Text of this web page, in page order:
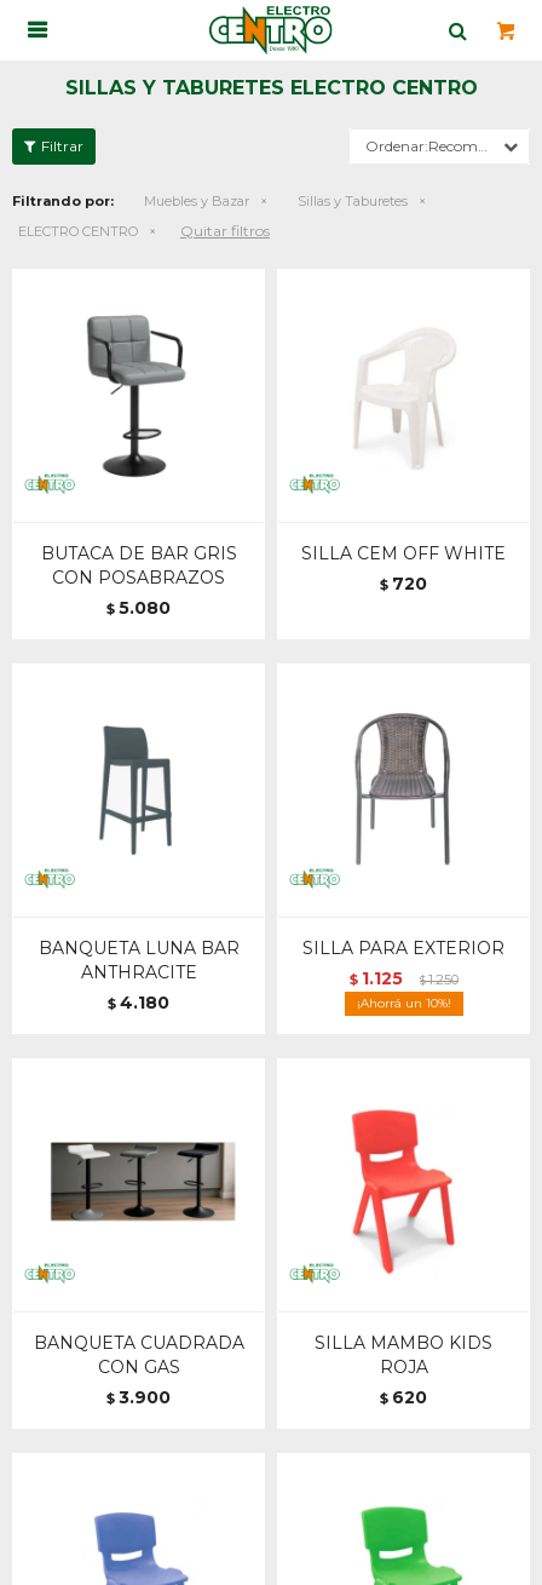

SILLAS Y TABURETES ELECTRO CENTRO
Recomendados
Filtrando por: Muebles y Bazar
Sillas y Taburetes
ELECTRO CENTRO
Quitar filtros
BUTACA DE BAR GRIS
CON POSABRAZOS
$ 5.080
SILLA CEM OFF WHITE
$ 720
BANQUETA LUNA BAR
ANTHRACITE
$ 4.180
SILLA PARA EXTERIOR
$ 1.125 $1.250
10
BANQUETA CUADRADA
CON GAS
$ 3.900
SILLA MAMBO KIDS
ROJA
$ 620